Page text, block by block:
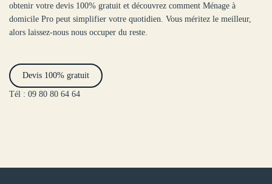
obtenir votre devis 100% gratuit et découvrez comment Ménage à
domicile Pro peut simplifier votre quotidien. Vous méritez le meilleur,
alors laissez-nous nous occuper du reste.
Devis 100% gratuit
Tél : 09 80 80 64 64